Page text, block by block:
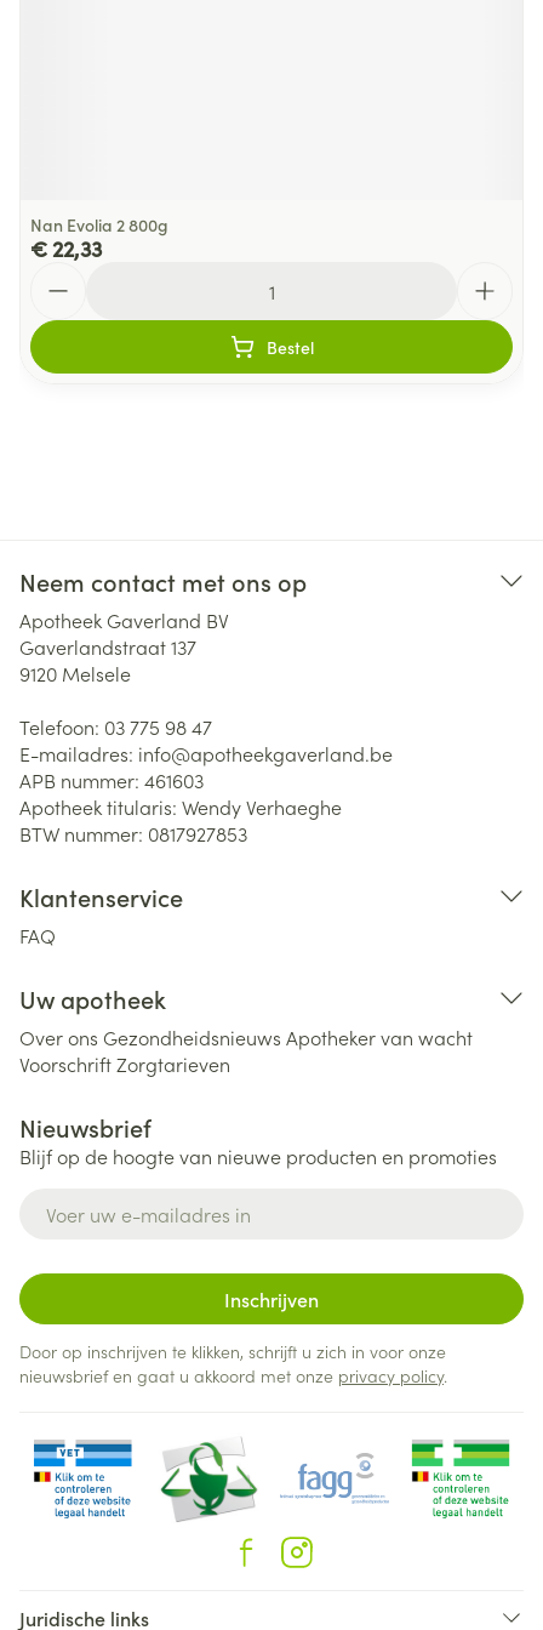
Nan Evolia 2 800g
€ 22,33
Bestel
Neem contact met ons op
Apotheek Gaverland BV
Gaverlandstraat 137
9120 Melsele
Telefoon: 03 775 98 47
E-mailadres: info@apotheekgaverland.be
APB nummer: 461603
Apotheek titularis: Wendy Verhaeghe
BTW nummer: 0817927853
Klantenservice
FAQ
Uw apotheek
Over ons Gezondheidsnieuws Apotheker van wacht
VoorschriftZorgtarieven
Nieuwsbrief
Blijf op de hoogte van nieuwe producten en promoties
Inschrijven
Door op inschrijven te klikken, schrijft u zich in voor onze
nieuwsbrief en gaat u akkoord met onze privacy policy.
Juridische links